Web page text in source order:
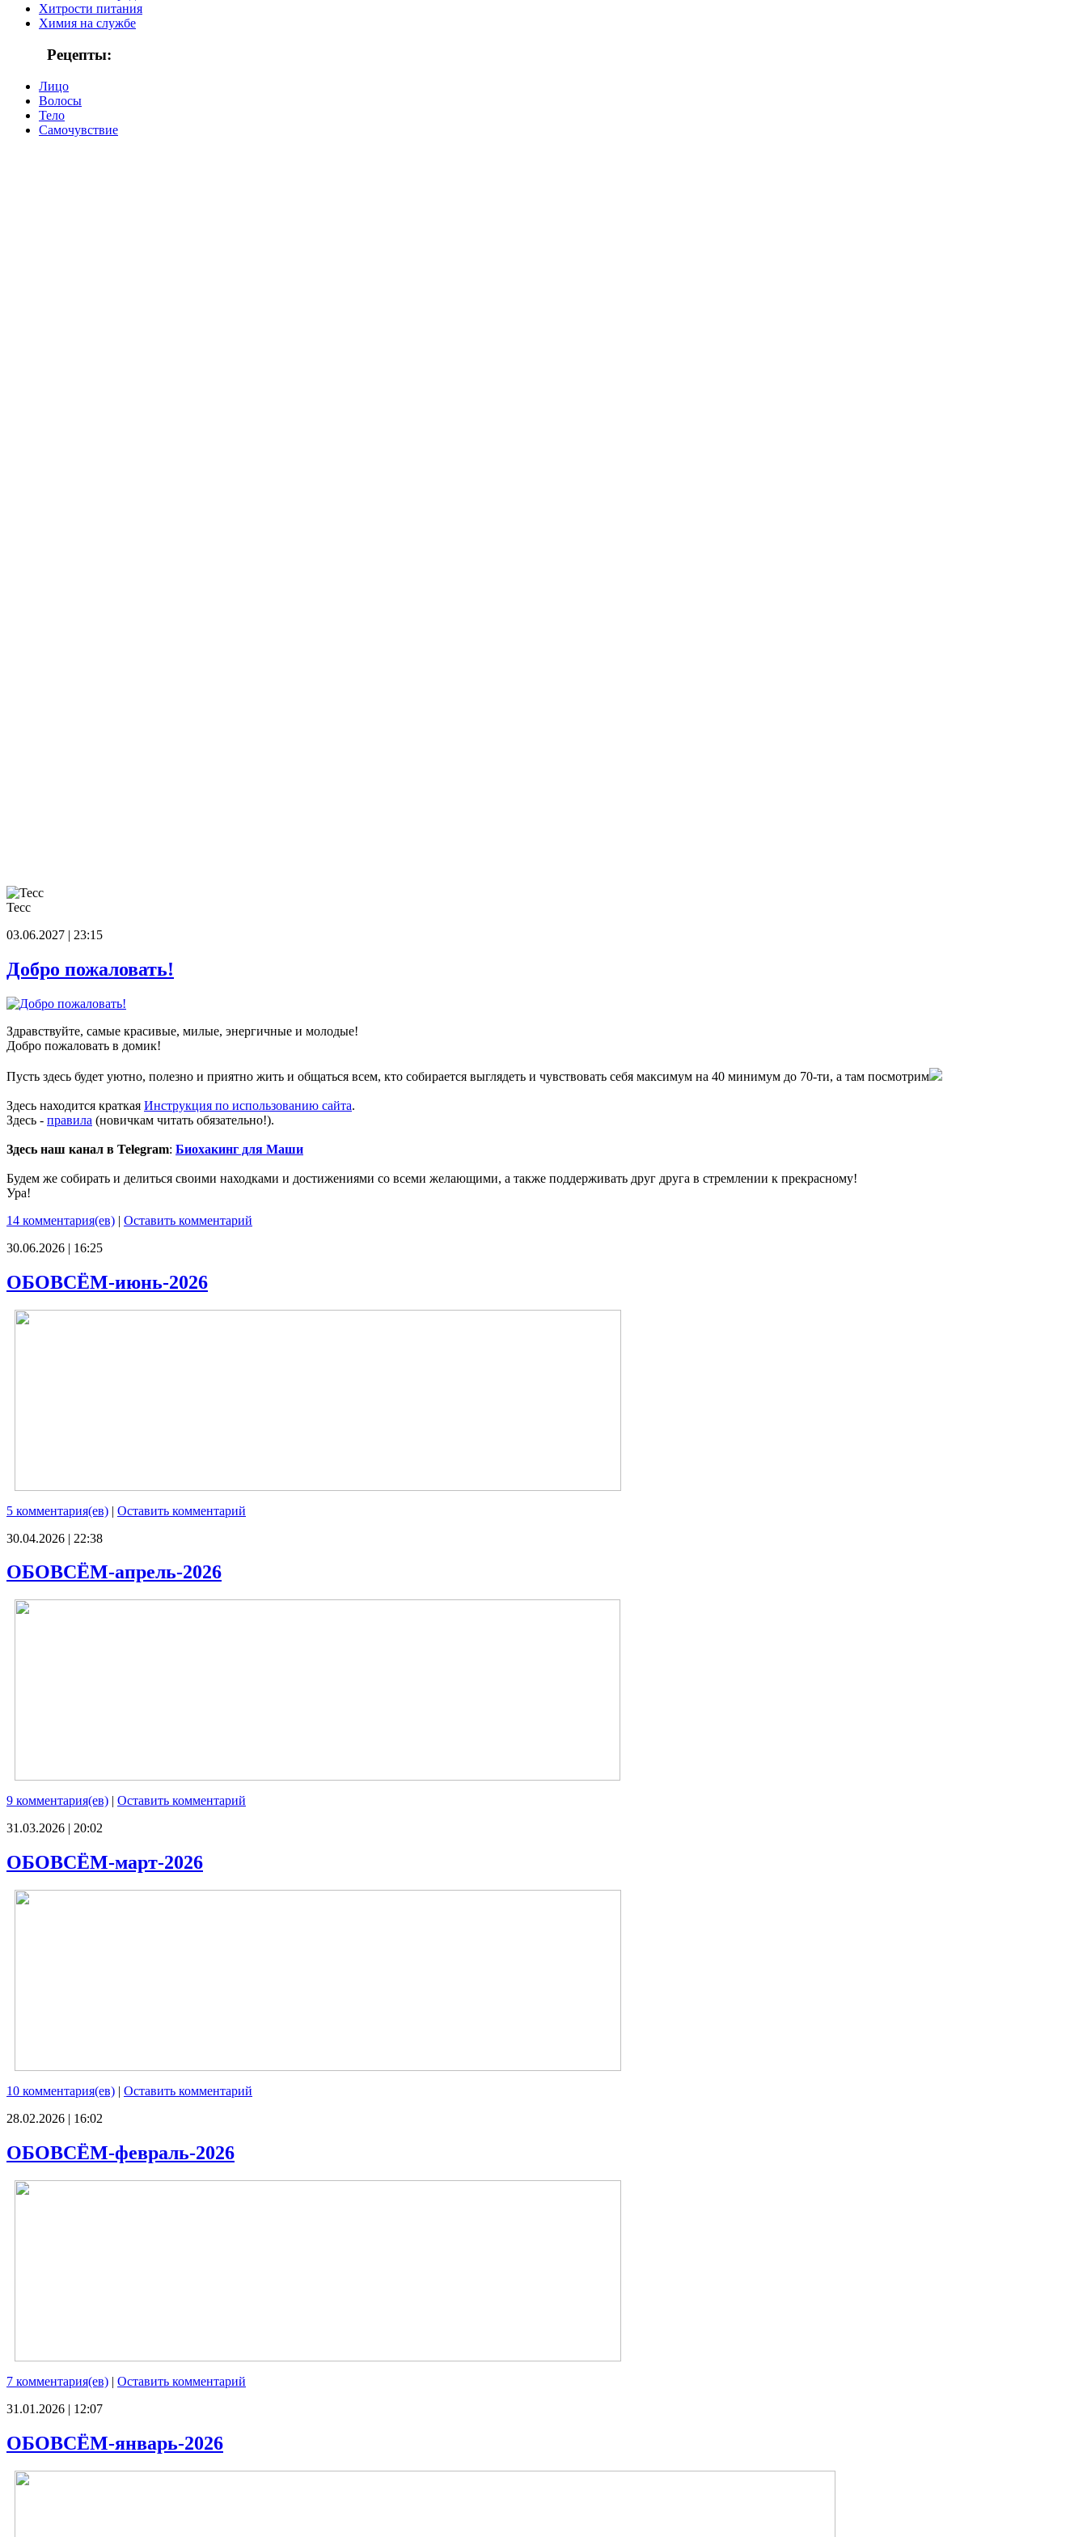
Хитрости питания
Химия на службе
Рецепты:
Лицо
Волосы
Тело
Самочувствие
Тесс
03.06.2027 | 23:15
Добро пожаловать!
Здравствуйте, самые красивые, милые, энергичные и молодые!
Добро пожаловать в домик!
Пусть здесь будет уютно, полезно и приятно жить и общаться всем, кто собирается выглядеть и чувствовать себя максимум на 40 минимум до 70-ти, а там посмотрим
Здесь находится краткая Инструкция по использованию сайта.
Здесь - правила (новичкам читать обязательно!).
Здесь наш канал в Telegram: Биохакинг для Маши
Будем же собирать и делиться своими находками и достижениями со всеми желающими, а также поддерживать друг друга в стремлении к прекрасному!
Ура!
14 комментария(ев) | Оставить комментарий
30.06.2026 | 16:25
ОБОВСЁМ-июнь-2026
5 комментария(ев) | Оставить комментарий
30.04.2026 | 22:38
ОБОВСЁМ-апрель-2026
9 комментария(ев) | Оставить комментарий
31.03.2026 | 20:02
ОБОВСЁМ-март-2026
10 комментария(ев) | Оставить комментарий
28.02.2026 | 16:02
ОБОВСЁМ-февраль-2026
7 комментария(ев) | Оставить комментарий
31.01.2026 | 12:07
ОБОВСЁМ-январь-2026